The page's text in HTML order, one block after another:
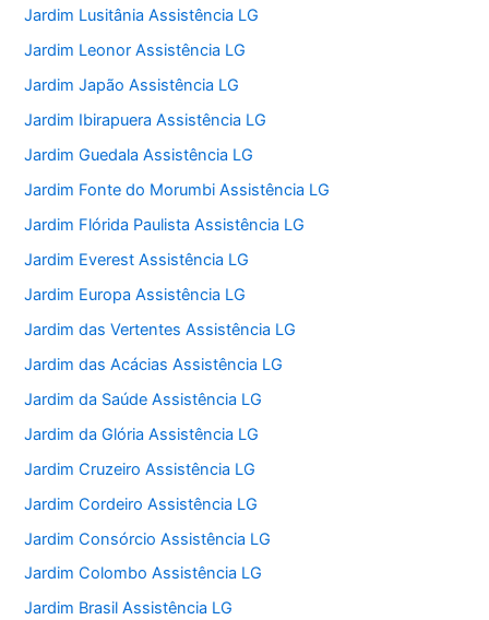
Jardim Lusitânia Assistência LG
Jardim Leonor Assistência LG
Jardim Japão Assistência LG
Jardim Ibirapuera Assistência LG
Jardim Guedala Assistência LG
Jardim Fonte do Morumbi Assistência LG
Jardim Flórida Paulista Assistência LG
Jardim Everest Assistência LG
Jardim Europa Assistência LG
Jardim das Vertentes Assistência LG
Jardim das Acácias Assistência LG
Jardim da Saúde Assistência LG
Jardim da Glória Assistência LG
Jardim Cruzeiro Assistência LG
Jardim Cordeiro Assistência LG
Jardim Consórcio Assistência LG
Jardim Colombo Assistência LG
Jardim Brasil Assistência LG